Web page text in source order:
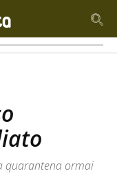
quarantena ormai